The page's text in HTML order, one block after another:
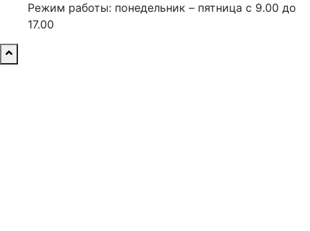
Режим работы: понедельник – пятница с 9.00 до
17.00